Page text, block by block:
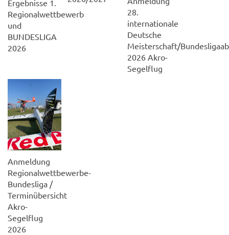
Ergebnisse 1.
Regionalwettbewerb
und
BUNDESLIGA
2026
28.
internationale
Deutsche
Meisterschaft/
2026 Akro-
Segelflug
Anmeldung
Regionalwettbewerbe-
Bundesliga /
Terminübersicht
Akro-
Segelflug
2026